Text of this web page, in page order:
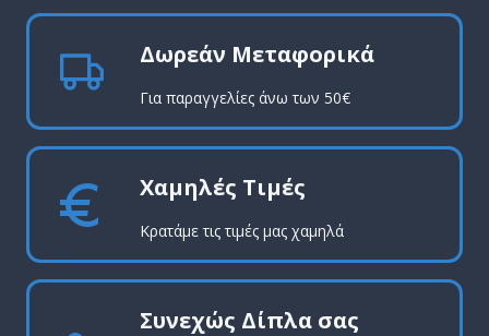
Δωρεάν Μεταφορικά
Για παραγγελίες άνω των 50€
Χαμηλές Τιμές
Κρατάμε τις τιμές μας χαμηλά
Συνεχώς Δίπλα σας